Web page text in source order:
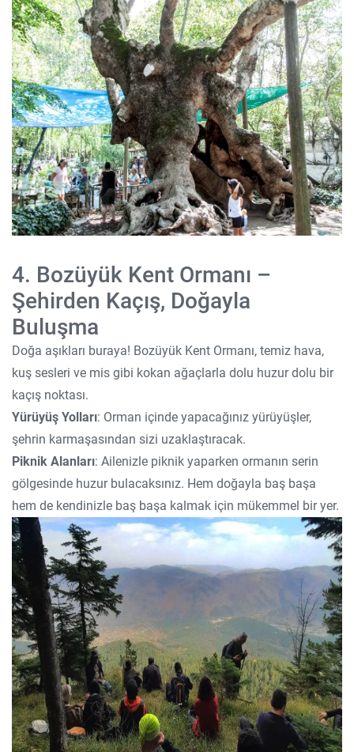
4. Bozüyük Kent Ormanı –
Şehirden Kaçış, Doğayla
Buluşma
Doğa aşıkları buraya! Bozüyük Kent Ormanı, temiz hava,
kuş sesleri ve mis gibi kokan ağaçlarla dolu huzur dolu bir
kaçış noktası.
Yürüyüş Yolları: Orman içinde yapacağınız yürüyüşler,
şehrin karmaşasından sizi uzaklaştıracak.
Piknik Alanları: Ailenizle piknik yaparken ormanın serin
gölgesinde huzur bulacaksınız. Hem doğayla baş başa
hem de kendinizle baş başa kalmak için mükemmel bir yer.